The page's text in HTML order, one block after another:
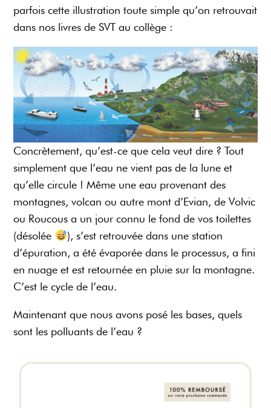
parfois cette illustration toute simple qu’on retrouvait
dans nos livres de SVT au collège :
Concrètement, qu’est-ce que cela veut dire ? Tout
simplement que l’eau ne vient pas de la lune et
qu’elle circule ! Même une eau provenant des
montagnes, volcan ou autre mont d’Evian, de Volvic
ou Roucous a un jour connu le fond de vos toilettes
(désolée
), s’est retrouvée dans une station
d’épuration, a été évaporée dans le processus, a fini
en nuage et est retournée en pluie sur la montagne.
C’est le cycle de l’eau.
Maintenant que nous avons posé les bases, quels
sont les polluants de l’eau ?